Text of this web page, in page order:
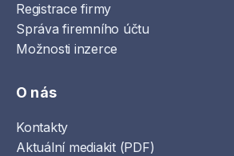
Registrace firmy
Správa firemního účtu
Možnosti inzerce
O nás
Kontakty
Aktuální mediakit (PDF)